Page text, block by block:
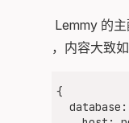
# we
#
-
-
-
然后是 Lemmy 的
个文件，内容大致如
{